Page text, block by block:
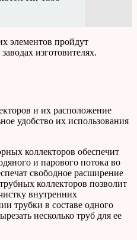
элементов пройдут
изготовителях.
и их расположение
удобство их использования
коллекторов обеспечит
и парового потока во
свободное расширение
коллекторов позволит
внутренних
трубки в составе одного
несколько труб для ее